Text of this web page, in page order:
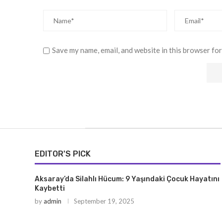
Save my name, email, and website in this browser
EDITOR'S PICK
Aksaray’da Silahlı Hücum: 9 Yaşındaki Çocuk Hayatını
Kaybetti
byadmin September 19, 2025